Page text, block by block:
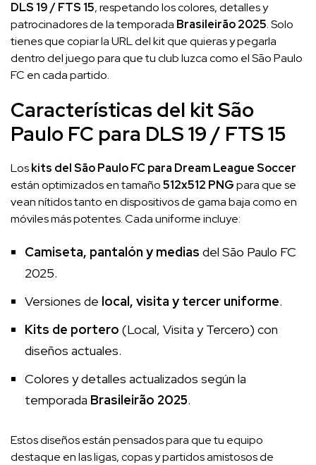
DLS 19 / FTS 15, respetando los colores, detalles y
patrocinadores de la temporada Brasileirão 2025. Solo
tienes que copiar la URL del kit que quieras y pegarla
dentro del juego para que tu club luzca como el São Paulo
FC en cada partido.
Características del kit São
Paulo FC para DLS 19 / FTS 15
Loskits del São Paulo FC para Dream League Soccer
están optimizados en tamaño512x512 PNGpara que se
vean nítidos tanto en dispositivos de gama baja como en
móviles más potentes. Cada uniforme incluye:
Camiseta, pantalón y medias del São Paulo FC
2025.
Versiones de local, visita y tercer uniforme.
Kits de portero (Local, Visita y Tercero) con
diseños actuales.
Colores y detalles actualizados según la
temporada Brasileirão 2025.
Estos diseños están pensados para que tu equipo
destaque en las ligas, copas y partidos amistosos de